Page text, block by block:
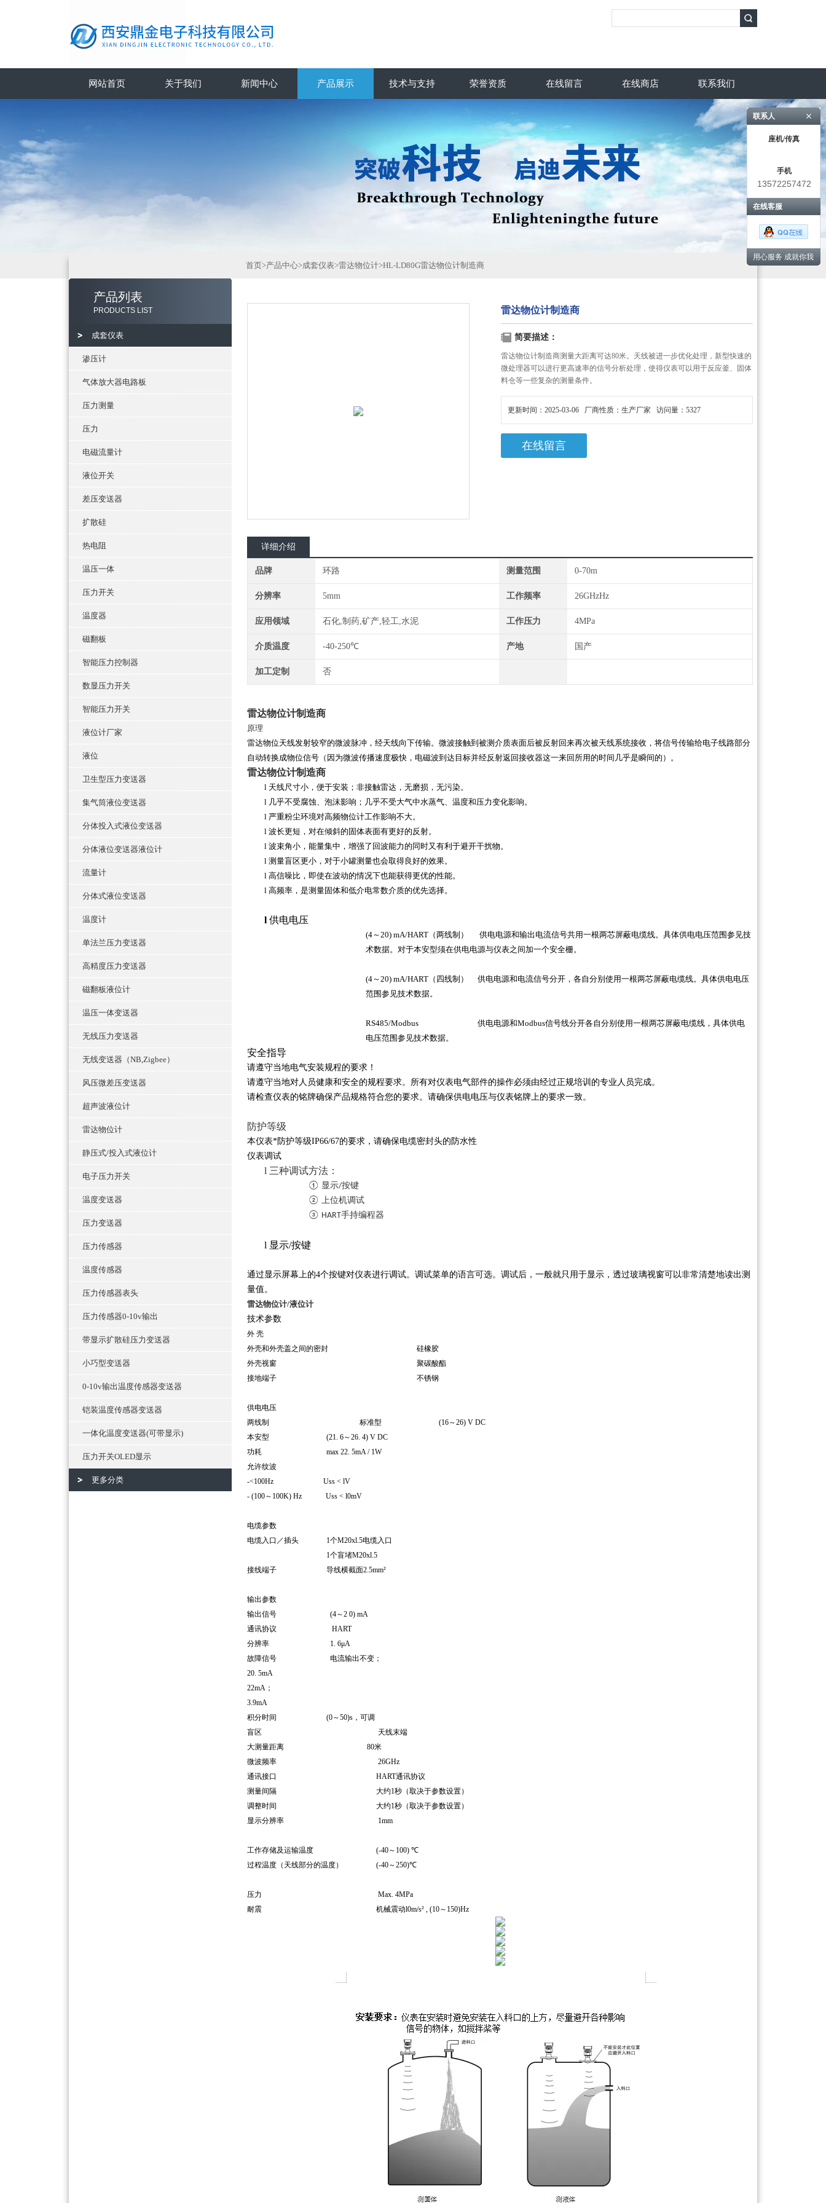
网站首页 关于我们 新闻中心 产品展示 技术与支持 荣誉资质 在线留言 在线商店 联系我们
产品列表
PRODUCTS LIST
成套仪表
渗压计
气体放大器电路板
压力测量
压力
电磁流量计
液位开关
差压变送器
扩散硅
热电阻
温压一体
压力开关
温度器
磁翻板
智能压力控制器
数显压力开关
智能压力开关
液位计厂家
液位
卫生型压力变送器
集气筒液位变送器
分体投入式液位变送器
分体液位变送器液位计
流量计
分体式液位变送器
温度计
单法兰压力变送器
高精度压力变送器
磁翻板液位计
温压一体变送器
无线压力变送器
无线变送器（NB,Zigbee）
风压微差压变送器
超声波液位计
雷达物位计
静压式/投入式液位计
电子压力开关
温度变送器
压力变送器
压力传感器
温度传感器
压力传感器表头
压力传感器0-10v输出
带显示扩散硅压力变送器
小巧型变送器
0-10v输出温度传感器变送器
铠装温度传感器变送器
一体化温度变送器(可带显示)
压力开关OLED显示
更多分类
首页>产品中心>成套仪表>雷达物位计>HL-LD80G雷达物位计制造商
雷达物位计制造商
简要描述：
雷达物位计制造商测量大距离可达80米。天线被进一步优化处理，新型快速的
微处理器可以进行更高速率的信号分析处理，使得仪表可以用于反应釜、固体
料仓等一些复杂的测量条件。
更新时间：2025-03-06 厂商性质：生产厂家 访问量：5327
在线留言
详细介绍
品牌 环路 测量范围 0-70m
分辨率 5mm 工作频率 26GHzHz
应用领域 石化,制药,矿产,轻工,水泥 工作压力 4MPa
介质温度 -40-250℃ 产地 国产
加工定制 否
雷达物位计制造商
原理
雷达物位天线发射较窄的微波脉冲，经天线向下传输。 微波接触到被测介质表面后被反射回来再次被天线系统接收 ，将信号传输给电子线路部分
自动转换成物位信号（因为微波传播速度极快，电磁波到达目标并经反射返回接收器这一来回所用的时间几乎是瞬间的）。
雷达物位计制造商
l 天线尺寸小，便于安装 ； 非接触雷达，无磨损，无污染。
l 几乎不受腐蚀、泡沫影响 ； 几乎不受大气中水蒸气、温度和压力变化影响。
l 严重粉尘环境对高频物位计工作影响不大。
l 波长更短，对在倾斜的固体表面有更好的反射。
l 波束角小，能量集中，增强了回波能力的同时又有利于避开干扰物。
l 测量盲区更小，对于小罐测量也会取得良好的效果。
l 高信噪比，即使在波动的情况下也能获得更优的性能。
l 高频率，是测量固体和低介电常数介质的优先选择。
l 供电电压
(4～20) mA/HART（两线制）
供电电源和输出电流信号共用一根两芯屏蔽电缆线。具体供电电压范围参见技
术数据。对于本安型须在供电电源与仪表之间加一个安全栅。
(4～20) mA/HART（四线制） 供电电源和电流信号分开，各自分别使用一根两芯屏蔽电缆线。具体供电电压
范围参见技术数据。
RS485/Modbus 供电电源和Modbus信号线分开各自分别使用一根两芯屏蔽电缆线，具体供电
电压范围参见技术数据。
安全指导
请遵守当地电气安装规程的要求！
请遵守当地对人员健康和安全的规程要求。所有对仪表电气部件的操作必须由经过正规培训的专业人员完成。
请检查仪表的铭牌确保产品规格符合您的要求。请确保供电电压与仪表铭牌上的要求一致。
防护等级
本仪表*防护等级IP66/67的要求，请确保电缆密封头的防水性
仪表调试
l 三种调试方法：
①显示/按键
②上位机调试
③ HART手持编程器
l 显示/按键
通过显示屏幕上的4个按键对仪表进行调试。调试菜单的语言可选。调试后，一般就只用于显示，透过玻璃视窗可以非常清楚地读出测
量值。
雷达物位计/液位计
技术参数
外 壳
外壳和外壳盖之间的密封
硅橡胶
外壳视窗
聚碳酸酯
接地端子
不锈钢
供电电压
两线制
标准型
(16～26) V DC
本安型
(21. 6～26. 4) V DC
功耗
max 22. 5mA / 1W
允许纹波
-<100Hz
Uss < lV
- (100～100K) Hz
Uss < l0mV
电缆参数
电缆入口／插头
1个M20xl.5电缆入口
1个盲堵M20xl.5
接线端子
导线横截面2.5mm²
输出参数
输出信号
(4～2 0) mA
通讯协议
HART
分辨率
1. 6μA
故障信号
电流输出不变；
20. 5mA
22mA ；
3.9mA
积分时间
(0～50)s，可调
盲区
天线末端
大测量距离
80米
微波频率
26GHz
通讯接口
HART通讯协议
测量间隔
大约1秒（取决于参数设置）
调整时间
大约1秒（取决于参数设置）
显示分辨率
1mm
工作存储及运输温度 (-40～100) ℃
过程温度（天线部分的温度）
(-40～250)℃
压力
Max. 4MPa
耐震
机械震动l0m/s² , (10～150)Hz
联系人
座机/传真
手机
13572257472
在线客服
用心服务 成就你我